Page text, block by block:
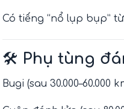
Có tiếng “nổ lụp bụp”
🛠️ Phụ tùng
Bugi (sau 30.000–60.000